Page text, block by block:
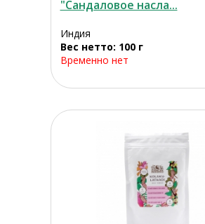
"Сандаловое насла...
Индия
Вес нетто: 100 г
Временно нет